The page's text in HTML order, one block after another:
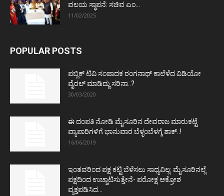
ವಲಯ ಸ್ಥಾಪನೆ: ಸಚಿವ ಎಂ...
11/02/2025
POPULAR POSTS
ಪಬ್ಲಿಕ್ ಟಿವಿ ಸಂಪಾದಕ ರಂಗನಾಥ್ ಕಾಲೆಳೆದ ವಿಡಿಯೋ
ವೈರಲ್ ಮಾಡಿದ್ದು ಸರಿನಾ..?
30/03/2020
ಈ ದಂಪತಿ ನೋಡಿ ಮೈಸೂರಿನ ದೇವರಾಜ ಮಾರುಕಟ್ಟೆ
ವ್ಯಾಪಾರಿಗಳಿಗೆ ಭಾನುವಾರ ಬೆಳ್ಳಂಬೆಳಗ್ಗೆ ಶಾಕ್..!
16/06/2019
ಇಂತವರಿಂದ ಪಕ್ಷ ಕಟ್ಟಿ ಬೆಳೆಸಲು ಸಾಧ್ಯವಿಲ್ಲ: ಮೈಸೂರಿನಲ್ಲೆ
ಪಕ್ಷದಿಂದ ಉಚ್ಚಾಟಿಸುತ್ತೇನೆ- ಪರೋಕ್ಷ ಆಕ್ರೋಶ
ವ್ಯಕ್ತಪಡಿಸಿದ...